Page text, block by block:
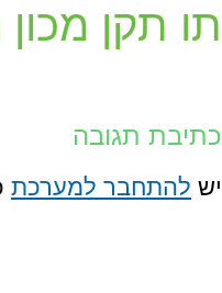
תו תקן
כתיבת תגובה
יש להתחבר למערכת